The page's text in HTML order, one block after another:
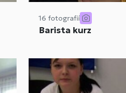
16 fotografií
Barista kurz